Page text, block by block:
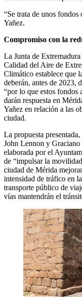
“Se trata de unos
Yañez.
Compromiso con la
La Junta de
Calidad del Aire de
Climático establece que
deberán, antes de 2023,
“por lo que estos fondos
darán respuesta en
Yañez en relación a las
ciudad.
La propuesta
John Lennon y Graciano
elaborada por el
de “impulsar la
ciudad de Mérida
intensidad de tráfico en
transporte público de
vías mantendrán el